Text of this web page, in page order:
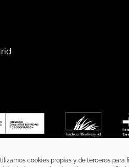
cookies propias y de terceros para